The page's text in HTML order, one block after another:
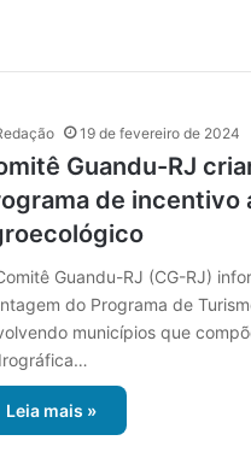
19 de fevereiro de 2024
Guandu-RJ
de incentivo
Guandu-RJ (CG-RJ)
do Programa de
municípios que
Leia mais »